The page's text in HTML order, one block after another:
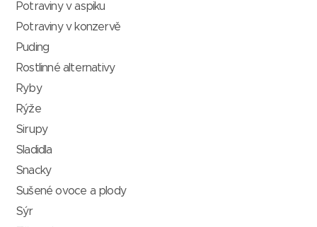
Potraviny v aspiku
Potraviny v konzervě
Puding
Rostlinné alternativy
Ryby
Rýže
Sirupy
Sladidla
Snacky
Sušené ovoce a plody
Sýr